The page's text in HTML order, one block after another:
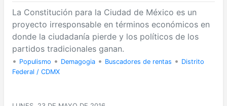
La Constitución para la Ciudad de México es un
proyecto irresponsable en términos económicos en
donde la ciudadanía pierde y los políticos de los
partidos tradicionales ganan.
• Populismo • Demagogia • Buscadores de rentas • Distrito
Federal / CDMX